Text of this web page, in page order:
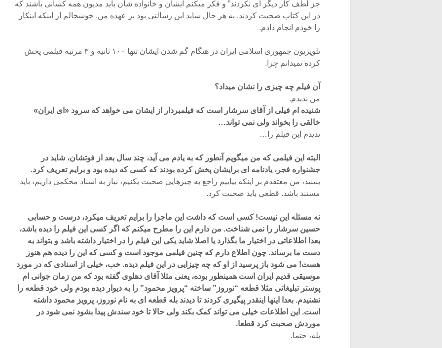
جز لطف کار دیگر ای نکردند” و فکر میکنم ایشان و خانواده شان باید مدیون همه کسانی باشند که
در این کتاب صحبت کردند. به هر حال شاید این رسالتی بود بر عهده من. خوشحالم از اینکه اینکار
را خودم انجام دادم.
تلویزیون جمهوری اسلامی ایران در هنگام گم شدن ایشان تنها ۱۰۰ ثانیه و ۳ مرتبه فیلمی پخش
کرده نمیدانم چرا.
آن فیلم چه چیزی را نشان میداد؟
من ندیدم.
شنیده ام فیلی از آقای سرشار است که فیلمبردار از ایشان می خواهد که سرود «ای ایران»
خالقی را بخواند ولی نمی تواند…
ندیدم این فیلم را…
البته این فیلمی که من میگویم آنطور که به یادم می آید، چند سال بعد از فوتشان، شاید در
جشنواره فجر، یادنامه ای برایشان پخش کرده بودند که کسی که دیده بود و برایم تعریف کرد.
ببینید، من معتقدم بر اینکه بیاییم راجع به چیزهایی صحبت بکنیم، نیاز به اسناد محکمی داریم، باید
مستند باشد. قطعی باید صحبت کرد.
نه مسئله این نیست! کسی است که داشت این ماجرا را برایم تعریف میکرد، درست و حسابی
حسین سرشار را نمی شناخت. من دارم این را مطرح میکنم که اگر کسی این فیلم را دیده باشد،
بعدا اطلاعاتی در اختیار ما بگذارد یا اصلا شاید یکی این فیلم را در اختیار داشته باشد و بتواند به
دست ما برساند. چون اطلاع دارم که چنین فیلمی موجود است و کسی که این را دیده هم هنوز
هست! می شود باز پرسید از او که چه چیزایی در این فیلم دیده. خب، خیلی از اسنادی که در مورد
موسیقی قدیم ایران است همینطور بوده، یعنی مثلا آقای دهلوی گفته بود که من زمان جوانی ام
پوستر تبلیغاتی مثلا قطعه “نوروز” ساخته “پرویز محمود” را به دیوار دیده بودم ولی خود قطعه را
نشنیدم. بعدا اینها اینقدر پیگیری کردند تا دیدند بله قطعه ای به نام نوروز، پرویز محمود داشته
است. این اطلاعات خیلی می تواند کمک بکند ولی حالا تا خود سندش پیدا بشود نمی شود در
موردش صحبت کرد قطعا.
بله، حتما.